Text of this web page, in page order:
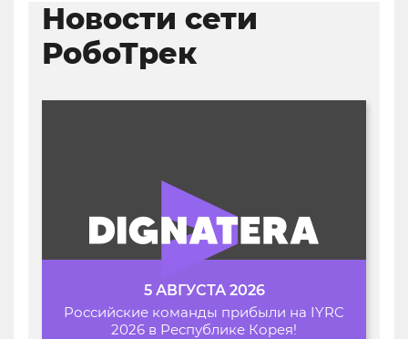
Новости сети
РобоТрек
5 АВГУСТА 2026
Российские команды прибыли на IYRC
2026 в Республике Корея!